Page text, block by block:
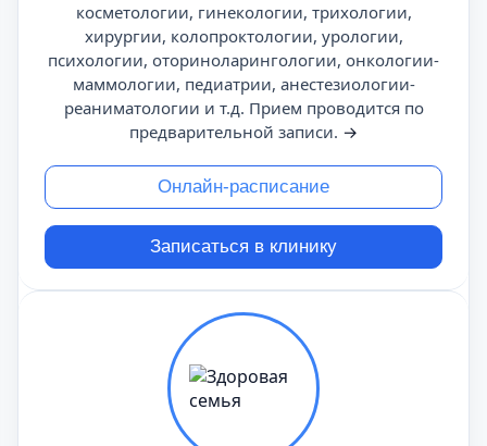
косметологии, гинекологии, трихологии,
хирургии, колопроктологии, урологии,
психологии, оториноларингологии, онкологии-
маммологии, педиатрии, анестезиологии-
реаниматологии и т.д. Прием проводится по
предварительной записи. →
Онлайн-расписание
Записаться в клинику